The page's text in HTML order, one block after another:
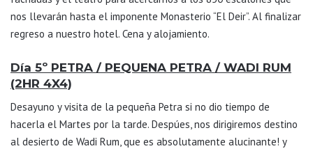
nos llevarán hasta el imponente Monasterio “El Deir”. Al finalizar
regreso a nuestro hotel. Cena y alojamiento.
Día 5º PETRA / PEQUENA PETRA / WADI RUM
(2HR 4X4)
Desayuno y visita de la pequeña Petra si no dio tiempo de
hacerla el Martes por la tarde. Despúes, nos dirigiremos destino
al desierto de Wadi Rum, que es absolutamente alucinante! y